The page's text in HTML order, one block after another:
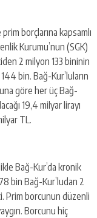
prim borçlarına kapsamlı
Kurumu’nun (SGK)
2 milyon 133 bininin
bin. Bağ-Kur’luların
göre her üç Bağ-
19,4 milyar lirayı
TL.
Bağ-Kur’da kronik
bin Bağ-Kur’ludan 2
Prim borcunun düzenli
Borcunu hiç